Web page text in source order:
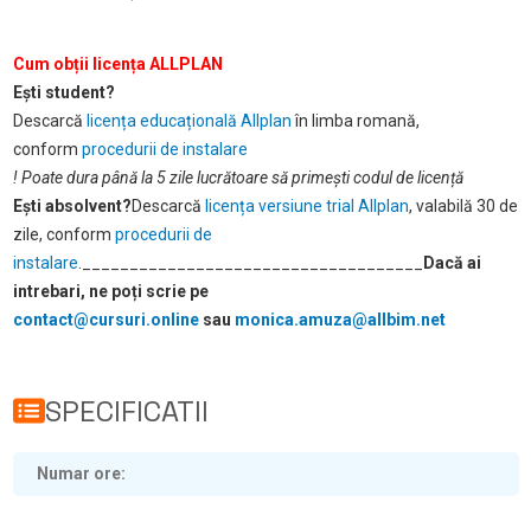
Cum obții licența ALLPLAN
Ești student?
Descarcă licența educațională Allplanîn limba romană,
conform procedurii de instalare
! Poate dura până la 5 zile lucrătoare să primești codul de licență
Ești absolvent?Descarcă licența versiune trial Allplan, valabilă 30 de
zile, conform procedurii de
instalare
Dacă ai
intrebari, ne poți scrie pe
contact@cursuri.onlinesau monica.amuza@allbim.net
SPECIFICATII
Numar ore